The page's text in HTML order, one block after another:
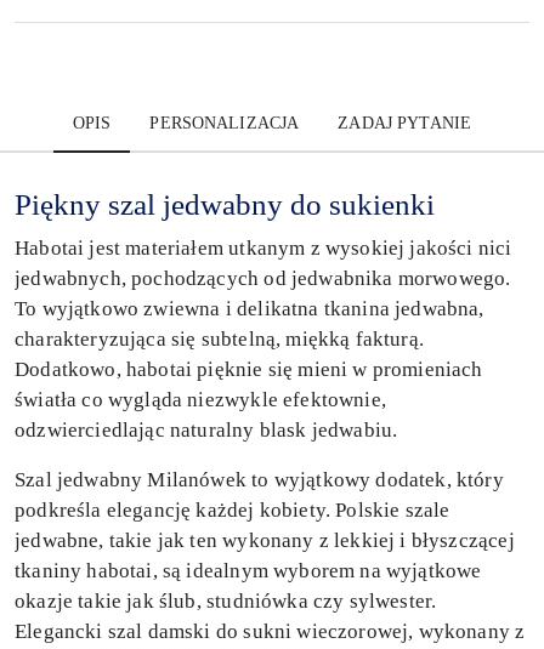
OPIS PERSONALIZACJA ZADAJ PYTANIE
Piękny szal jedwabny do sukienki
Habotai jest materiałem utkanym z wysokiej jakości nici
jedwabnych, pochodzących od jedwabnika morwowego.
To wyjątkowo zwiewna i delikatna tkanina jedwabna,
charakteryzująca się subtelną, miękką fakturą.
Dodatkowo, habotai pięknie się mieni w promieniach
światła co wygląda niezwykle efektownie,
odzwierciedlając naturalny blask jedwabiu.
Szal jedwabny Milanówek to wyjątkowy dodatek, który
podkreśla elegancję każdej kobiety. Polskie szale
jedwabne, takie jak ten wykonany z lekkiej i błyszczącej
tkaniny habotai, są idealnym wyborem na wyjątkowe
okazje takie jak ślub, studniówka czy sylwester.
Elegancki szal damski do sukni wieczorowej, wykonany z